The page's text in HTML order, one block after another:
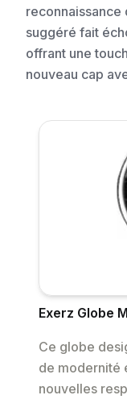
reconnaissance
suggéré fait
offrant une
nouveau cap
Exerz Globe
Ce globe
de modernité
nouvelles